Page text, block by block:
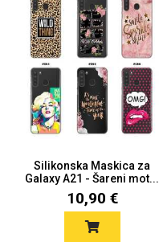
Silikonska Maskica za
Galaxy A21 - Šareni mot...
10,90 €